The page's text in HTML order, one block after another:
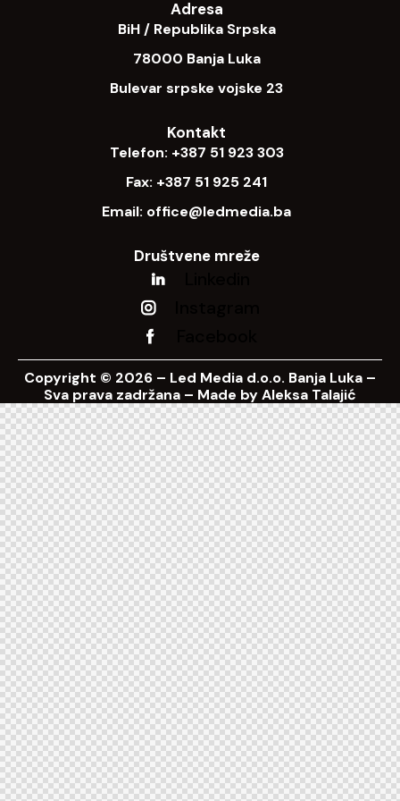
Adresa
BiH / Republika Srpska
78000 Banja Luka
Bulevar srpske vojske 23
Kontakt
Telefon: +387 51 923 303
Fax: +387 51 925 241
Email: office@ledmedia.ba
Društvene mreže
Copyright © 2026 – Led Media d.o.o. Banja Luka –
Sva prava zadržana – Made byAleksa Talajić